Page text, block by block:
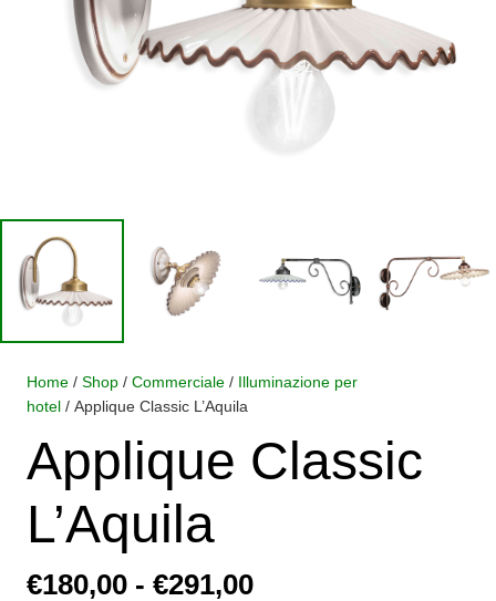
Home / Shop / Commerciale / Illuminazione per
hotel / Applique Classic L’Aquila
Applique Classic
L’Aquila
€180,00 - €291,00Fascia